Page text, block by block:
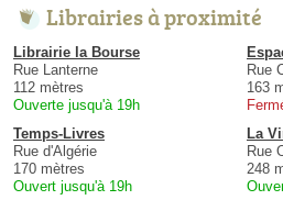
Librairies à proximité
Librairie la Bourse
Rue Lanterne
112 mètres
Ouverte jusqu'à 19h
Rue
163
Temps-Livres
Rue d'Algérie
170 mètres
Ouvert jusqu'à 19h
La
Rue
248